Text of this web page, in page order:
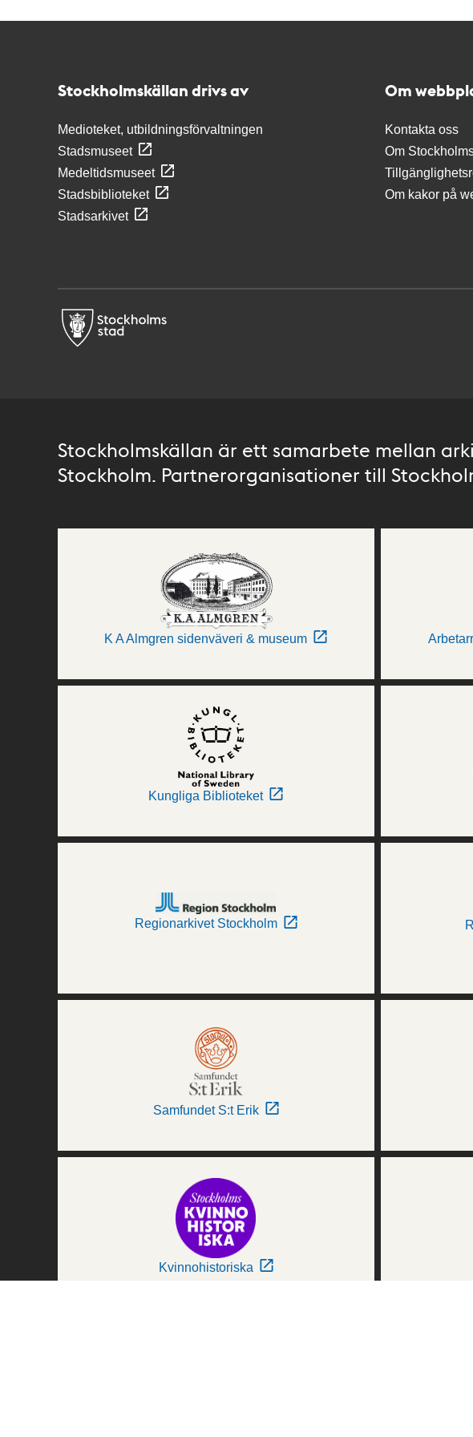
Stockholmskällan drivs av
Medioteket, utbildningsförvaltningen
Stadsmuseet
Medeltidsmuseet
Stadsbiblioteket
Stadsarkivet
Om
Kontakta oss
Om
Om kakor på
Stockholmskällan är ett samarbete mellan
Stockholm. Partnerorganisationer till
K A Almgren sidenväveri & museum
Kungliga Biblioteket
Regionarkivet Stockholm
Samfundet S:t Erik
Kvinnohistoriska